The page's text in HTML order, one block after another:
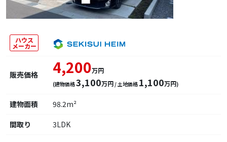
ハウス
メーカー
販売価格 4,200万円
(建物価格3,100万円 / 土地価格 1,100万円)
建物面積
98.2m²
間取り
3LDK